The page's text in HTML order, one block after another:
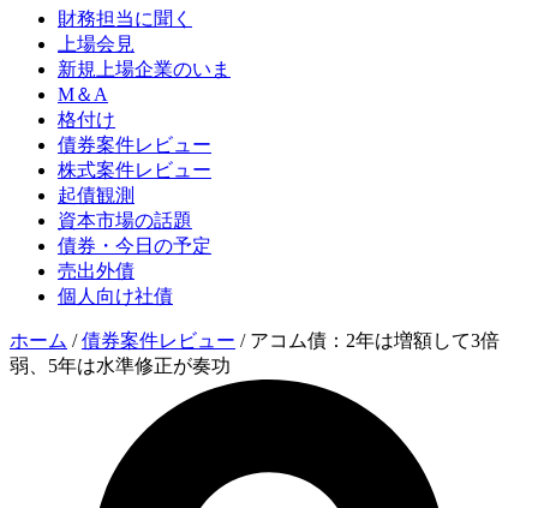
財務担当に聞く
上場会見
新規上場企業のいま
M＆A
格付け
債券案件レビュー
株式案件レビュー
起債観測
資本市場の話題
債券・今日の予定
売出外債
個人向け社債
ホーム /債券案件レビュー / アコム債：2年は増額して3倍
弱、5年は水準修正が奏功